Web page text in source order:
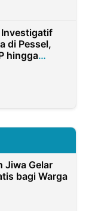
Investigatif
di Pessel,
hingga
Jiwa Gelar
bagi Warga